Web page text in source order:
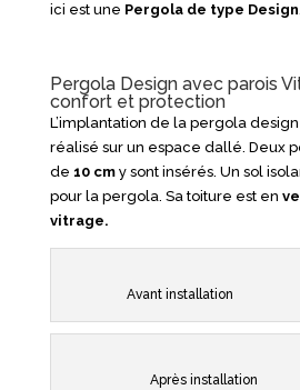
ici est une Pergola de type Design.
Pergola Design avec parois
confort et protection
L’implantation de la pergola
réalisé sur un espace dallé. Deux
de 10 cmy sont insérés. Un sol
pour la pergola. Sa toiture est en
vitrage.
Avant installation
Après installation